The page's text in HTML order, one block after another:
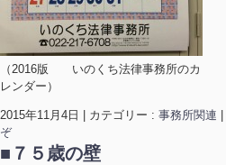
（2016版 いのくち法律事務所のカ
レンダー）
2015年11月4日 カテゴリー : 事務所関連
ぞ
■７５歳の壁